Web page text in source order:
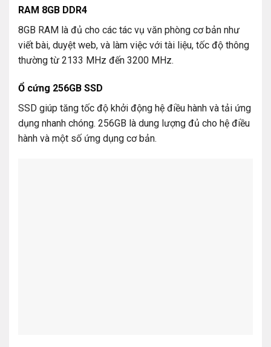
RAM 8GB DDR4
8GB RAM là đủ cho các tác vụ văn phòng cơ bản như
viết bài, duyệt web, và làm việc với tài liệu, tốc độ thông
thường từ 2133 MHz đến 3200 MHz.
Ổ cứng 256GB SSD
SSD giúp tăng tốc độ khởi động hệ điều hành và tải ứng
dụng nhanh chóng. 256GB là dung lượng đủ cho hệ điều
hành và một số ứng dụng cơ bản.